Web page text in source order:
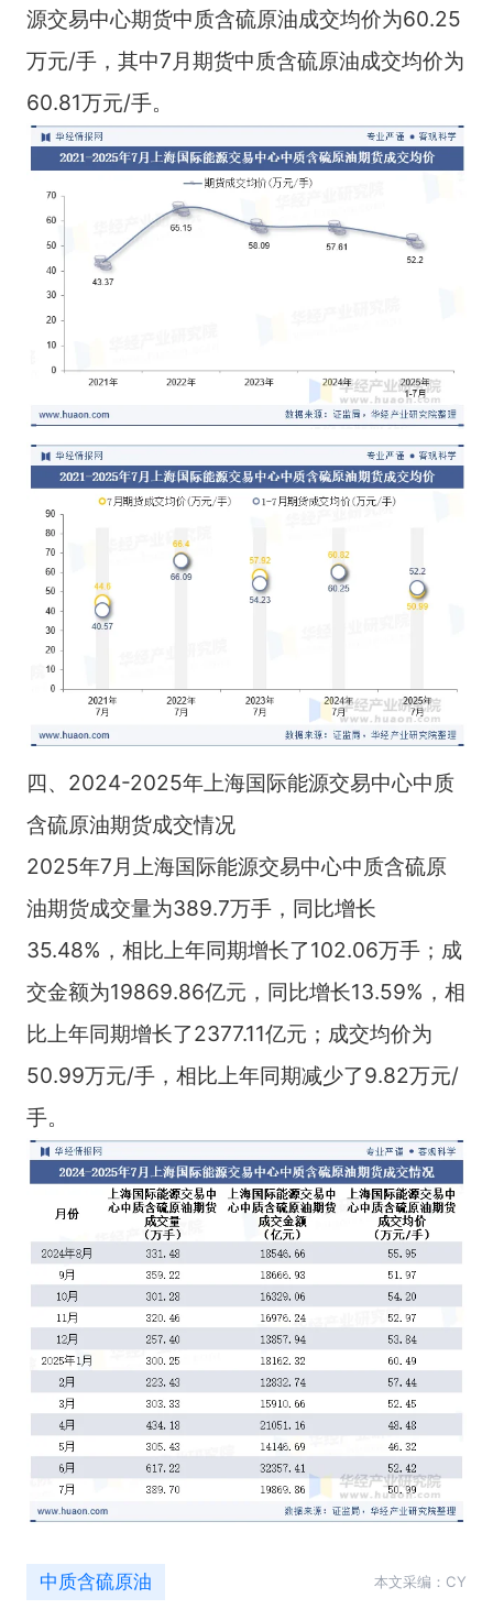
源交易中心期货中质含硫原油成交均价为60.25
万元/手，其中7月期货中质含硫原油成交均价为
60.81万元/手。
四、2024-2025年上海国际能源交易中心中质
含硫原油期货成交情况
2025年7月上海国际能源交易中心中质含硫原
油期货成交量为389.7万手，同比增长
35.48%，相比上年同期增长了102.06万手；成
交金额为19869.86亿元，同比增长13.59%，相
比上年同期增长了2377.11亿元；成交均价为
50.99万元/手，相比上年同期减少了9.82万元/
手。
中质含硫原油 本文采编：CY